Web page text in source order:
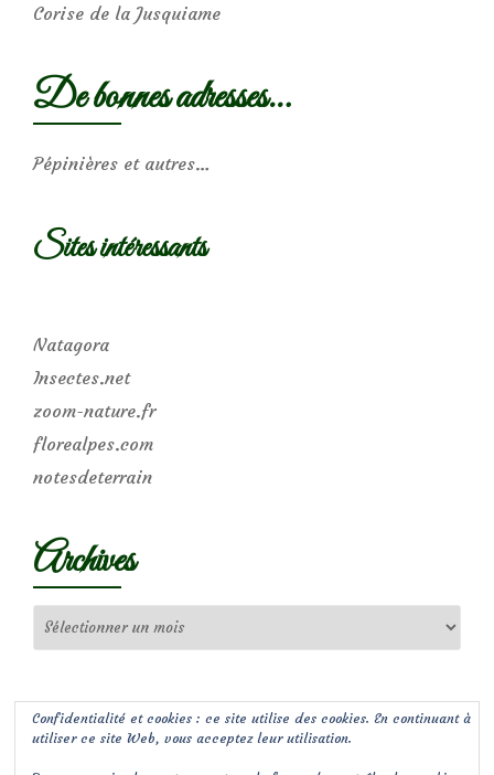
Corise de la Jusquiame
De bonnes adresses…
Pépinières et autres…
Sites intéressants
Natagora
Insectes.net
zoom-nature.fr
florealpes.com
notesdeterrain
Archives
Confidentialité et cookies : ce site utilise des cookies. En continuant à
utiliser ce site Web, vous acceptez leur utilisation.